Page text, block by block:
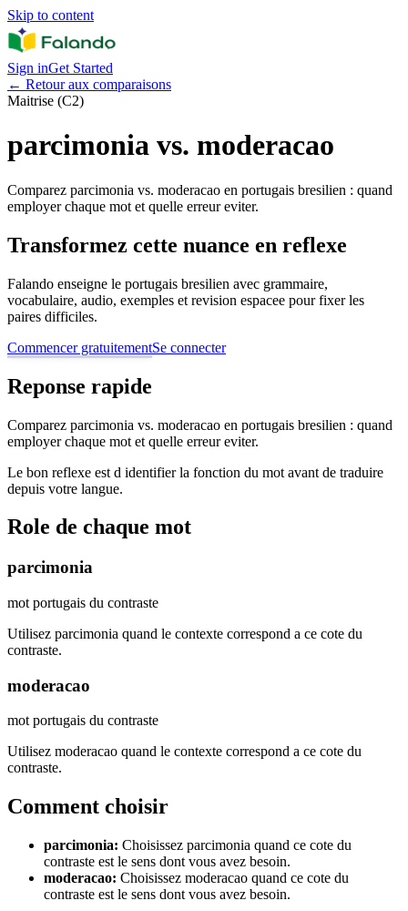
Skip to content
Sign inGet Started
← Retour aux comparaisons
Maitrise (C2)
parcimonia vs. moderacao
Comparez parcimonia vs. moderacao en portugais bresilien : quand
employer chaque mot et quelle erreur eviter.
Transformez cette nuance en reflexe
Falando enseigne le portugais bresilien avec grammaire,
vocabulaire, audio, exemples et revision espacee pour fixer les
paires difficiles.
Commencer gratuitementSe connecter
Reponse rapide
Comparez parcimonia vs. moderacao en portugais bresilien : quand
employer chaque mot et quelle erreur eviter.
Le bon reflexe est d identifier la fonction du mot avant de traduire
depuis votre langue.
Role de chaque mot
parcimonia
mot portugais du contraste
Utilisez parcimonia quand le contexte correspond a ce cote du
contraste.
moderacao
mot portugais du contraste
Utilisez moderacao quand le contexte correspond a ce cote du
contraste.
Comment choisir
parcimonia: Choisissez parcimonia quand ce cote du
contraste est le sens dont vous avez besoin.
moderacao: Choisissez moderacao quand ce cote du
contraste est le sens dont vous avez besoin.